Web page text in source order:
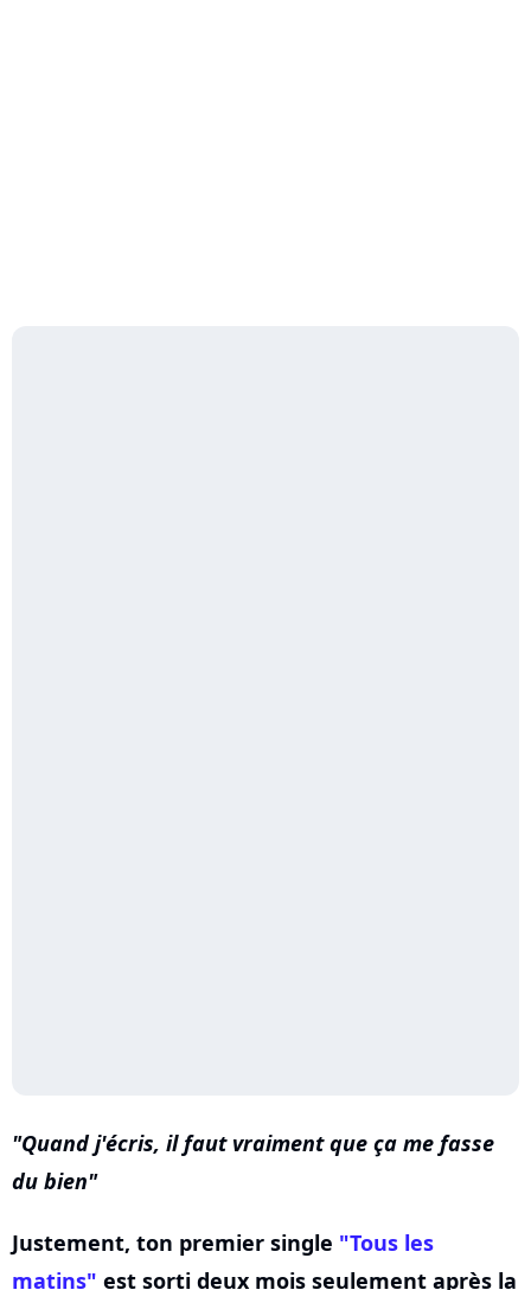
Quand j'écris, il faut vraiment que ça me fasse
du bien
Justement, ton premier single "Tous les
matins" est sorti deux mois seulement après la